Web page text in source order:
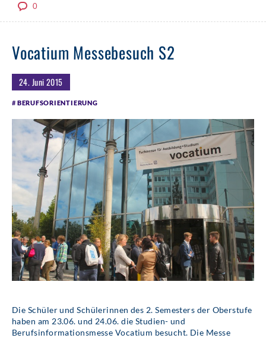
0
Vocatium Messebesuch S2
24. Juni 2015
BERUFSORIENTIERUNG
Die Schüler und Schülerinnen des 2. Semesters der Oberstufe
haben am 23.06. und 24.06. die Studien- und
Berufsinformationsmesse Vocatium besucht. Die Messe